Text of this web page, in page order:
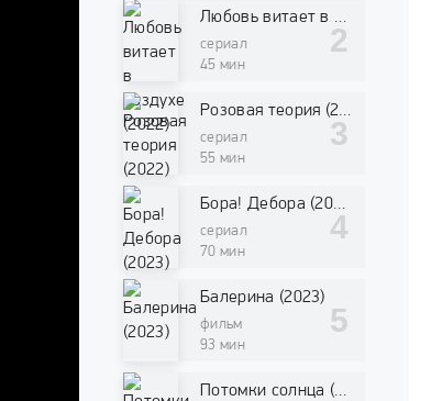
Любовь витает в воздухе (2022)
сериал
45 мин
Розовая теория (2022)
сериал
55 мин
Бора! Дебора (2023)
сериал
70 мин
Балерина (2023)
фильм
93 мин
Потомки солнца (2016)